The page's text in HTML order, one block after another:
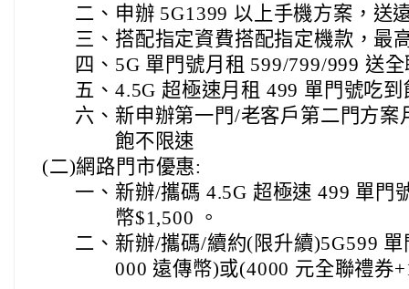
二、 申辦 5G1399 以上手機方案，送
三、 搭配指定資費搭配指定機款，最
四、 5G 單門號月租 599/799/999 送
五、 4.5G 超極速月租 499 單門號吃
六、 新申辦第一門/老客戶第二門方案
飽不限速
(二)網路門市優惠:
一、 新辦/攜碼 4.5G 超極速 499 單門
幣$1,500 。
二、 新辦/攜碼/續約(限升續)5G599
000 遠傳幣)或(4000 元全聯禮券